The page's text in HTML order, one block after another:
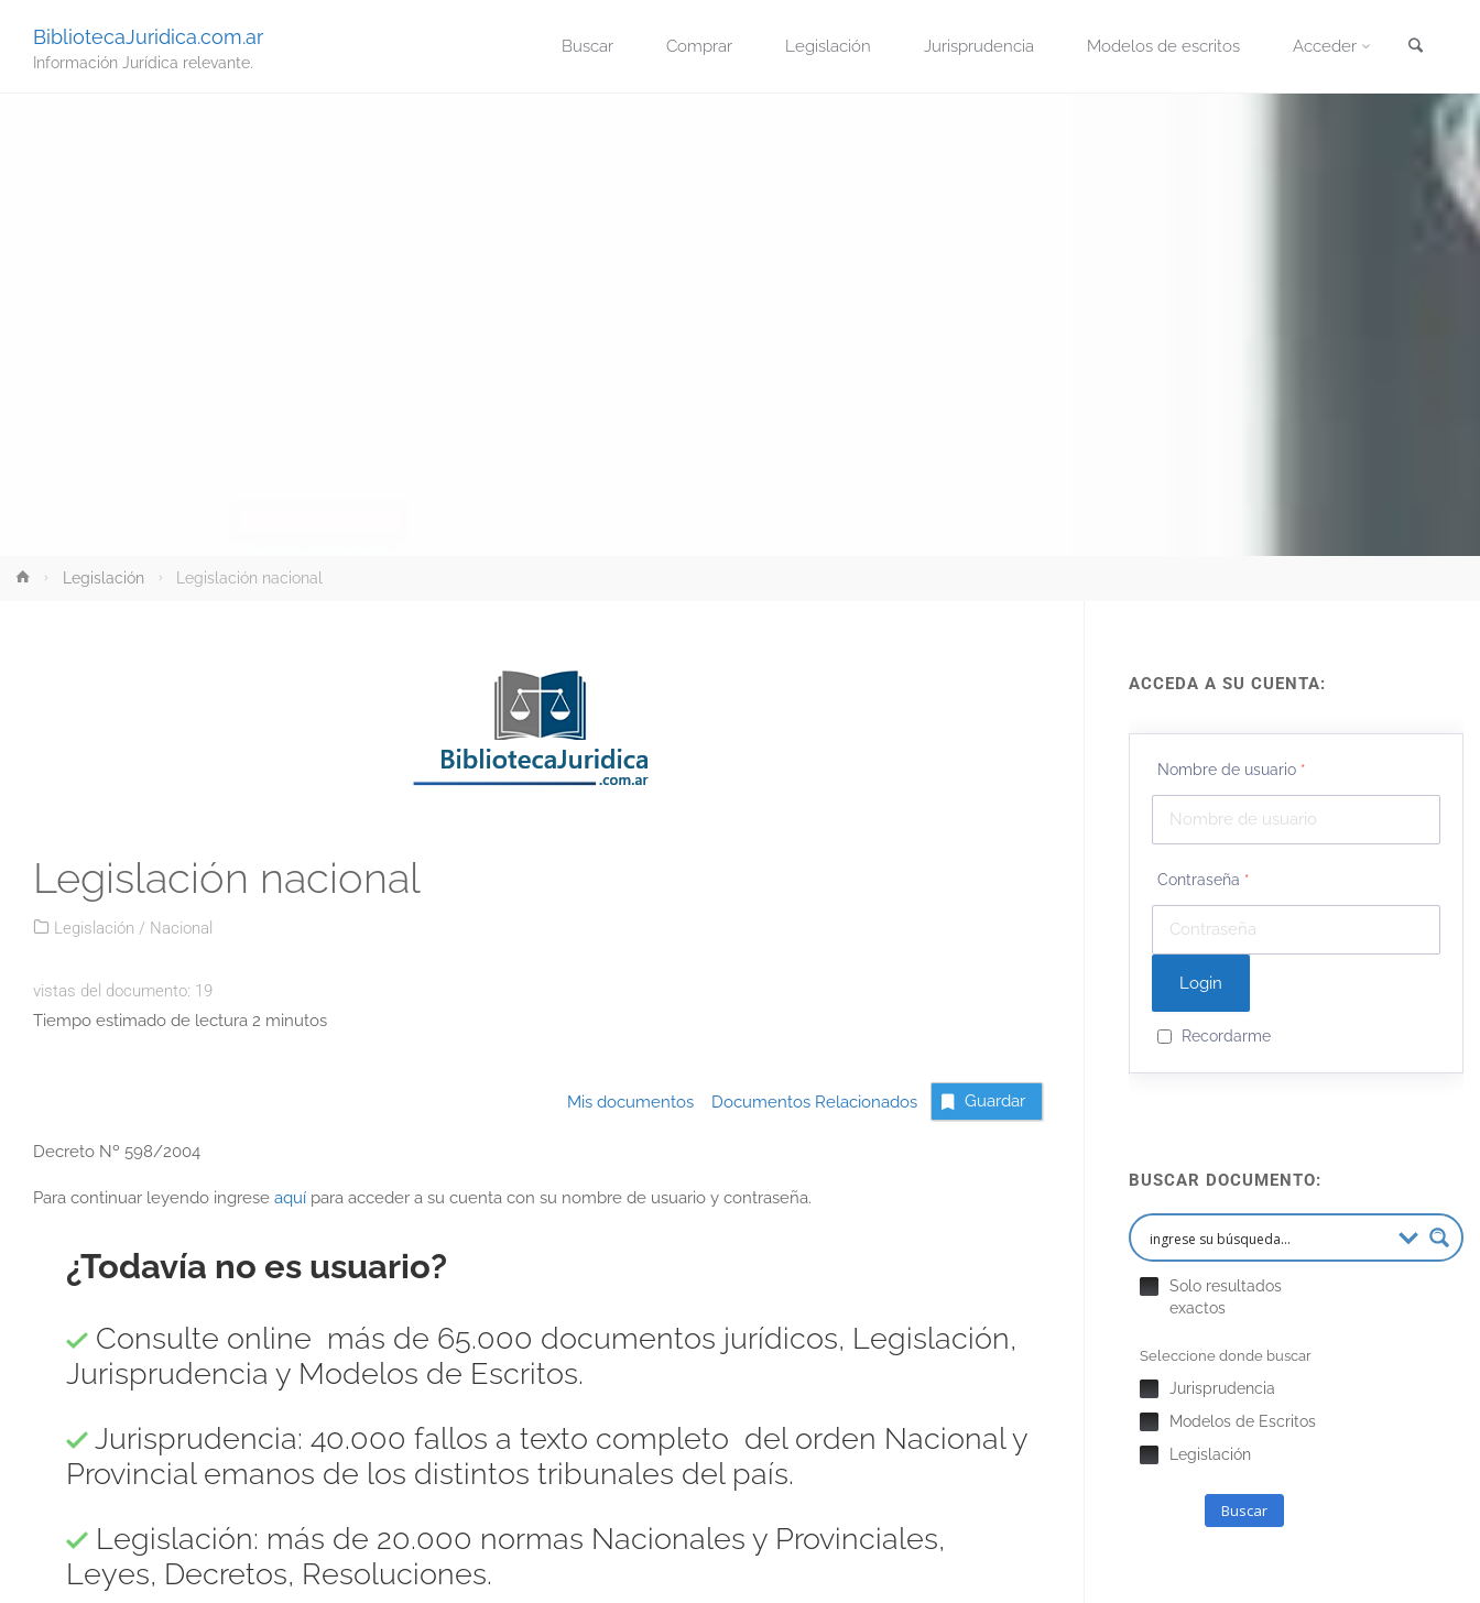
BibliotecaJuridica.com.ar
Información Jurídica relevante.
Buscar Comprar Legislación Jurisprudencia Modelos de escritos Acceder
Inicio Legislación Legislación nacional
Legislación nacional
Legislación / Nacional
vistas del documento: 19
Tiempo estimado de lectura 2 minutos
Mis documentosDocumentos Relacionados Guardar
Decreto Nº 598/2004
Para continuar leyendo ingrese aquí para acceder a su cuenta con su nombre de usuario y contraseña.
¿Todavía no es usuario?
Consulte online más de 65.000 documentos jurídicos, Legislación,
Jurisprudencia y Modelos de Escritos.
Jurisprudencia: 40.000 fallos a texto completo del orden Nacional y
Provincial emanos de los distintos tribunales del país.
Legislación: más de 20.000 normas Nacionales y Provinciales,
Leyes, Decretos, Resoluciones.
ACCEDA A SU CUENTA:
Nombre de usuario *
Contraseña *
Recordarme
BUSCAR DOCUMENTO:
Solo resultados
exactos
Seleccione donde buscar
Jurisprudencia
Modelos de Escritos
Legislación
Buscar